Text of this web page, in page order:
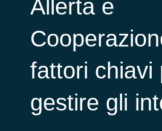
Allerta e
fattori chiavi
gestire gli